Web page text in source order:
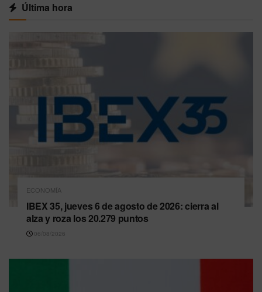
Última hora
ECONOMÍA
IBEX 35, jueves 6 de agosto de 2026: cierra al
alza y roza los 20.279 puntos
06/08/2026